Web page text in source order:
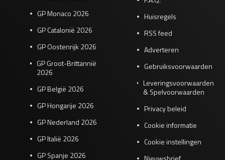
GP Monaco 2026
GP Catalonië 2026
GP Oostenrijk 2026
GP Groot-Brittannië
2026
GP België 2026
GP Hongarije 2026
GP Nederland 2026
GP Italië 2026
GP Spanje 2026
Huisregels
RSS feed
Adverteren
Gebruiksvoorwaarden
Leveringsvoorwaarden
& Spelvoorwaarden
Privacy beleid
Cookie informatie
Cookie instellingen